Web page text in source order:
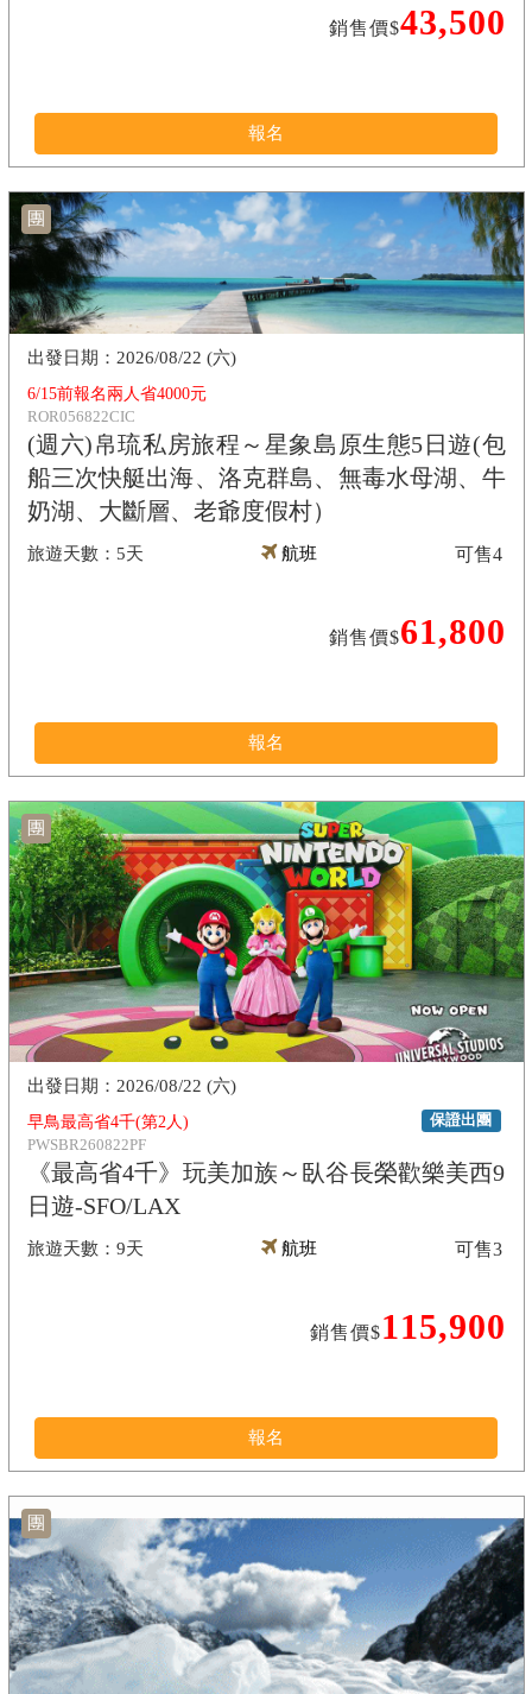
銷售價$43,500
報名
團
6/15前報名兩人省4000元
ROR056822CIC
(週六)帛琉私房旅程～星象島原生態5日遊(包
船三次快艇出海、洛克群島、無毒水母湖、牛
奶湖、大斷層、老爺度假村）
5天
2026/08/22 (六)
航班
銷售價$61,800
可售4
報名
團
早鳥最高省4千(第2人)
PWSBR260822PF
《最高省4千》玩美加族～臥谷長榮歡樂美西9
日遊-SFO/LAX
保證出團
9天
2026/08/22 (六)
航班
銷售價$115,900
可售3
報名
團